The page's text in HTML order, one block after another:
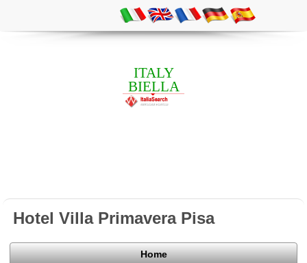
ITALY
BIELLA
Hotel Villa Primavera Pisa
Home